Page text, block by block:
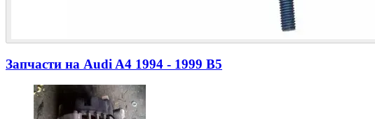
Запчасти на Audi A4 1994 - 1999 B5